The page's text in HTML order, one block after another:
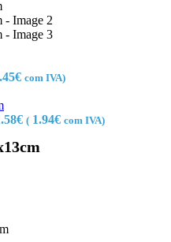
€ com IVA)
€ ( 1.94€ com IVA)